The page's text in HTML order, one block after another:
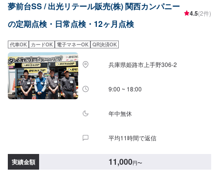
夢前台SS / 出光リテール販売(株) 関西カンパニー
の定期点検・日常点検・12ヶ月点検
4.5(2件)
代車OK カードOK 電子マネーOK QR決済OK
兵庫県姫路市上手野306-2
9:00 ~ 18:00
年中無休
平均11時間で返信
実績金額 11,000円〜